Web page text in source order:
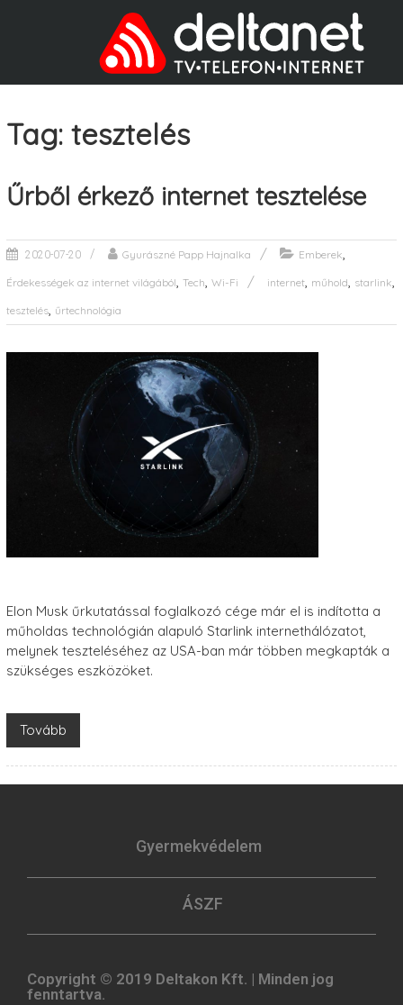
Tag: tesztelés
Űrből érkező internet tesztelése
2020-07-20 Gyurászné Papp Hajnalka Emberek,
Érdekességek az internet világából, Tech, Wi-Fi internet, műhold, starlink,
tesztelés, űrtechnológia
Elon Musk űrkutatással foglalkozó cége már el is indította a
műholdas technológián alapuló Starlink internethálózatot,
melynek teszteléséhez az USA-ban már többen megkapták a
szükséges eszközöket.
Tovább
Gyermekvédelem
ÁSZF
Copyright © 2019 Deltakon Kft. | Minden jog
fenntartva.​